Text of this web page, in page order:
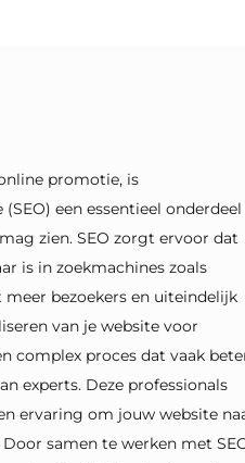
promotie, is
een essentieel onderdeel
zien. SEO zorgt ervoor dat
is in zoekmachines zoals
bezoekers en uiteindelijk
van je website voor
complex proces dat vaak
experts. Deze professionals
ervaring om jouw website
samen te werken met